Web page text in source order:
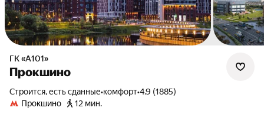
ГК «А101»
Прокшино
Строится, есть сданные•комфорт•4.9 (1885)
Прокшино
12 мин.